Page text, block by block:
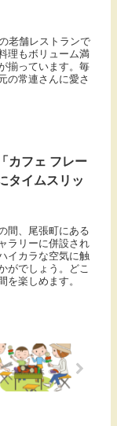
老舗レストランで
理もボリューム満
揃っています。毎
の常連さんに愛さ
カフェ フレー
タイムスリッ
間、尾張町にある
ラリーに併設され
イカラな空気に触
がでしょう。どこ
を楽しめます。